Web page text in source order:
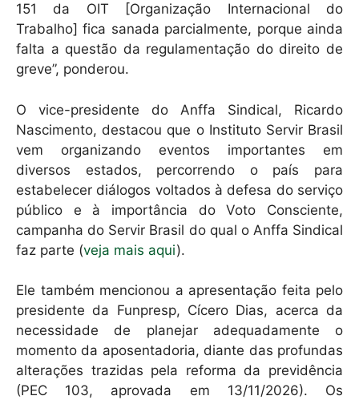
151 da OIT [Organização Internacional do
Trabalho] fica sanada parcialmente, porque ainda
falta a questão da regulamentação do direito de
greve”, ponderou.
O vice-presidente do Anffa Sindical, Ricardo
Nascimento, destacou que o Instituto Servir Brasil
vem organizando eventos importantes em
diversos estados, percorrendo o país para
estabelecer diálogos voltados à defesa do serviço
público e à importância do Voto Consciente,
campanha do Servir Brasil do qual o Anffa Sindical
faz parte (veja mais aqui).
Ele também mencionou a apresentação feita pelo
presidente da Funpresp, Cícero Dias, acerca da
necessidade de planejar adequadamente o
momento da aposentadoria, diante das profundas
alterações trazidas pela reforma da previdência
(PEC 103, aprovada em 13/11/2026). Os